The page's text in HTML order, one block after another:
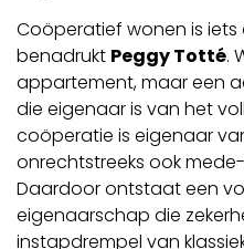
Coöperatief wonen is
benadrukt Peggy Totté.
appartement, maar een
die eigenaar is van het
coöperatie is eigenaar
onrechtstreeks ook
Daardoor ontstaat een
eigenaarschap die
instapdrempel van